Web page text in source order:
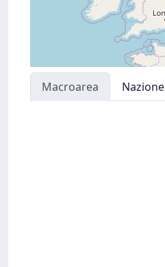
Macroarea Nazione